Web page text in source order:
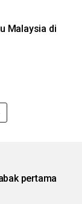
Malaysia di
pertama